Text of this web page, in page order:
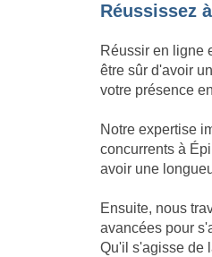
Réussissez
Réussir en ligne
être sûr d'avoir
votre présence
Notre expertise
concurrents à
avoir une
Ensuite, nous
avancées pour
Qu'il s'agisse de